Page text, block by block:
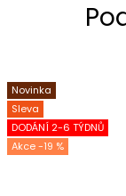
Novinka
Sleva
DODÁNÍ 2-6 TÝDNŮ
-19 %